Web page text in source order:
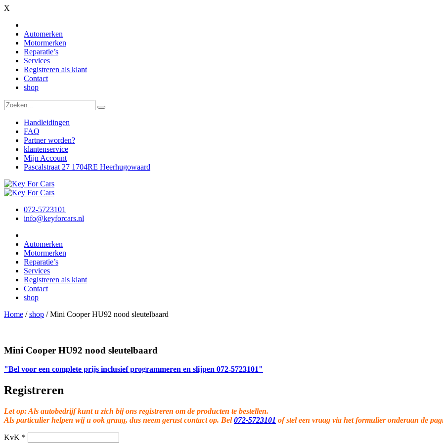
X
Automerken
Motormerken
Reparatie’s
Services
Registreren als klant
Contact
shop
Handleidingen
FAQ
Partner worden?
klantenservice
Mijn Account
Pascalstraat 27 1704RE Heerhugowaard
072-5723101
info@keyforcars.nl
Automerken
Motormerken
Reparatie’s
Services
Registreren als klant
Contact
shop
Home /shop /Mini Cooper HU92 nood sleutelbaard
Mini Cooper HU92 nood sleutelbaard
"Bel voor een complete prijs inclusief programmeren en slijpen 072-5723101"
Registreren
Let op: Als autobedrijf kunt u zich bij ons registreren om de producten te bestellen.
Als particulier helpen wij u ook graag, dus neem gerust contact op. Bel072-5723101 of stel een vraag via het formulier onderaan de
KvK *